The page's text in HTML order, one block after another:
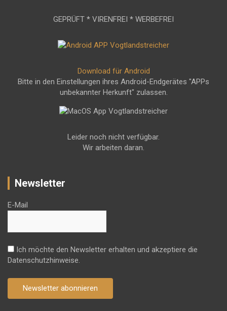
GEPRÜFT * VIRENFREI * WERBEFREI
Download für Android
Bitte in den Einstellungen ihres Android-Endgerätes "APPs
unbekannter Herkunft" zulassen.
Leider noch nicht verfügbar.
Wir arbeiten daran.
Newsletter
E-Mail
Ich möchte den Newsletter erhalten und akzeptiere die
Datenschutzhinweise.
Newsletter abonnieren